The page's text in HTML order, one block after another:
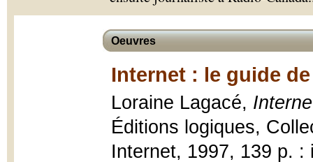
Oeuvres
Internet : le guide
Loraine Lagacé,
Éditions logiques,
Internet, 1997, 139 p. :